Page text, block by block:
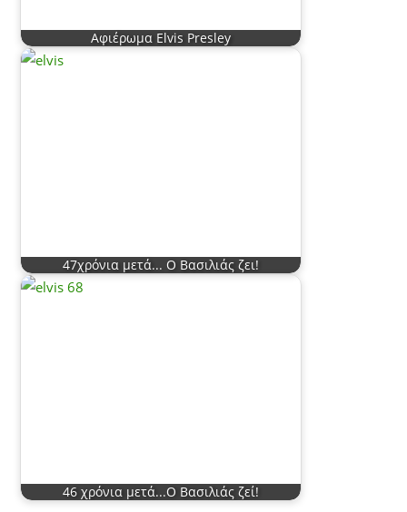
Αφιέρωμα Elvis Presley
47χρόνια μετά... Ο Βασιλιάς ζει!
46 χρόνια μετά...Ο Βασιλιάς ζεί!